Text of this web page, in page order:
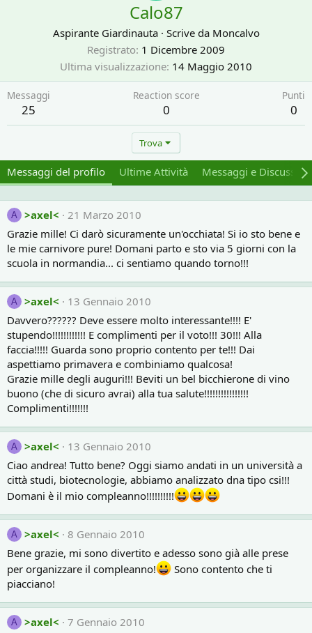
Calo87
Aspirante Giardinauta · Scrive da Moncalvo
Registrato 1 Dicembre 2009
Ultima visualizzazione 14 Maggio 2010
Messaggi
25
Reaction score
0
Punti
0
Trova
Messaggi del profilo Ultime Attività Messaggi e
A >axel<
21 Marzo 2010
Grazie mille! Ci darò sicuramente un'occhiata! Si io sto bene e
le mie carnivore pure! Domani parto e sto via 5 giorni con la
scuola in normandia... ci sentiamo quando torno!!!
A >axel<
13 Gennaio 2010
Davvero?????? Deve essere molto interessante!!!! E'
stupendo!!!!!!!!!!!! E complimenti per il voto!!! 30!!! Alla
faccia!!!!! Guarda sono proprio contento per te!!! Dai
aspettiamo primavera e combiniamo qualcosa!
Grazie mille degli auguri!!! Beviti un bel bicchierone di vino
buono (che di sicuro avrai) alla tua salute!!!!!!!!!!!!!!!!
Complimenti!!!!!!!
A >axel<
13 Gennaio 2010
Ciao andrea! Tutto bene? Oggi siamo andati in un università a
città studi, biotecnologie, abbiamo analizzato dna tipo csi!!!
Domani è il mio compleanno!!!!!!!!!!
A >axel<
8 Gennaio 2010
Bene grazie, mi sono divertito e adesso sono già alle prese
per organizzare il compleanno!
Sono contento che ti
piacciano!
A >axel<
7 Gennaio 2010